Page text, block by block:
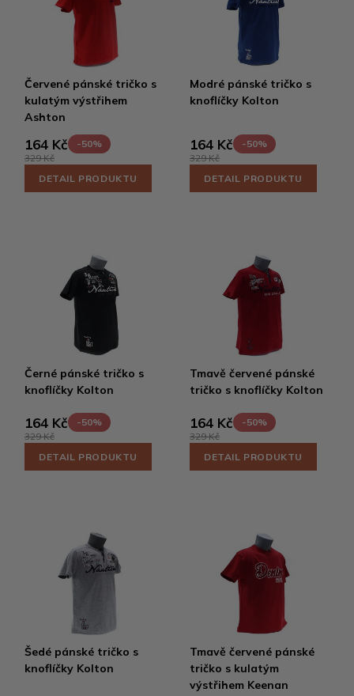
Červené pánské tričko s
kulatým výstřihem
Ashton
164 Kč
-50%
329 Kč
DETAIL PRODUKTU
Modré pánské tričko s
knoflíčky Kolton
164 Kč
-50%
329 Kč
DETAIL PRODUKTU
Černé pánské tričko s
knoflíčky Kolton
164 Kč
-50%
329 Kč
DETAIL PRODUKTU
Tmavě červené pánské
tričko s knoflíčky Kolton
164 Kč
-50%
329 Kč
DETAIL PRODUKTU
Šedé pánské tričko s
knoflíčky Kolton
Tmavě červené pánské
tričko s kulatým
výstřihem Keenan